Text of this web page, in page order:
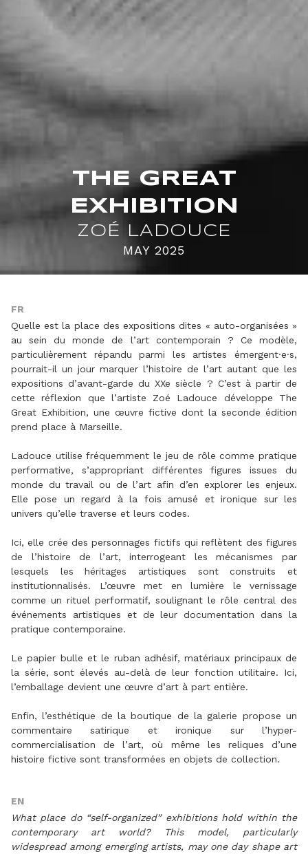
THE GREAT
EXHIBITION
ZOÉ LADOUCE
MAY 2025
FR
Quelle est la place des expositions dites « auto-organisées »
au sein du monde de l’art contemporain ? Ce modèle,
particulièrement répandu parmi les artistes émergent·e·s,
pourrait-il un jour marquer l’histoire de l’art autant que les
expositions d’avant-garde du XXe siècle ? C’est à partir de
cette réflexion que l’artiste Zoé Ladouce développe The
Great Exhibition, une œuvre fictive dont la seconde édition
prend place à Marseille.
Ladouce utilise fréquemment le jeu de rôle comme pratique
performative, s’appropriant différentes figures issues du
monde du travail ou de l’art afin d’en explorer les enjeux.
Elle pose un regard à la fois amusé et ironique sur les
univers qu’elle traverse et leurs codes.
Ici, elle crée des personnages fictifs qui reflètent des figures
de l’histoire de l’art, interrogeant les mécanismes par
lesquels les héritages artistiques sont construits et
institutionnalisés. L’œuvre met en lumière le vernissage
comme un rituel performatif, soulignant le rôle central des
événements artistiques et de leur documentation dans la
pratique contemporaine.
Le papier bulle et le ruban adhésif, matériaux principaux de
la série, sont élevés au-delà de leur fonction utilitaire. Ici,
l’emballage devient une œuvre d’art à part entière.
Enfin, l’esthétique de la boutique de la galerie propose un
commentaire satirique et ironique sur l’hyper-
commercialisation de l’art, où même les reliques d’une
histoire fictive sont transformées en objets de collection.
EN
What place do “self-organized” exhibitions hold within the
contemporary art world? This model, particularly
widespread among emerging artists, may one day shape art